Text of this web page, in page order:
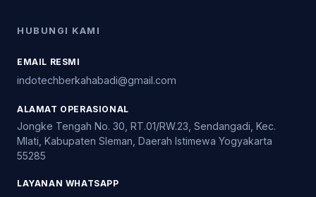
HUBUNGI KAMI
EMAIL RESMI
indotechberkahabadi@gmail.com
ALAMAT OPERASIONAL
Jongke Tengah No. 30, RT.01/RW.23, Sendangadi, Kec.
Mlati, Kabupaten Sleman, Daerah Istimewa Yogyakarta
55285
LAYANAN WHATSAPP